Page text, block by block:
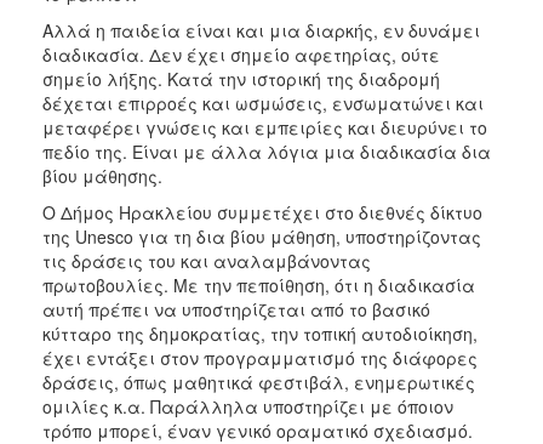
ΤΟΠΟΣ
ΠΟΛΙΤΙΣΜΟΣ
ΑΝΘΕΚΤΙΚΗ
ΠΟΛΗ
Αλλά η παιδεία είναι και μια διαρκής, εν δυνάμει
διαδικασία. Δεν έχει σημείο αφετηρίας, ούτε
σημείο λήξης. Κατά την ιστορική της διαδρομή
δέχεται επιρροές και ωσμώσεις, ενσωματώνει και
μεταφέρει γνώσεις και εμπειρίες και διευρύνει το
πεδίο της. Είναι με άλλα λόγια μια διαδικασία δια
βίου μάθησης.
Ο Δήμος Ηρακλείου συμμετέχει στο διεθνές δίκτυο
της Unesco για τη δια βίου μάθηση, υποστηρίζοντας
τις δράσεις του και αναλαμβάνοντας
πρωτοβουλίες. Με την πεποίθηση, ότι η διαδικασία
αυτή πρέπει να υποστηρίζεται από το βασικό
κύτταρο της δημοκρατίας, την τοπική αυτοδιοίκηση,
έχει εντάξει στον προγραμματισμό της διάφορες
δράσεις, όπως μαθητικά φεστιβάλ, ενημερωτικές
ομιλίες κ.α. Παράλληλα υποστηρίζει με όποιον
τρόπο μπορεί, έναν γενικό οραματικό σχεδιασμό.